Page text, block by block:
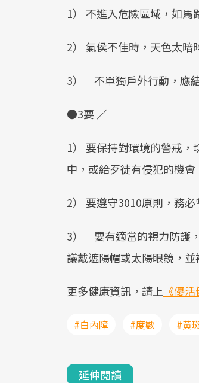
1） 不進入危險區域，如馬
2） 氣侯不佳時，天色太暗
3） 不單獨戶外行動，應
●3要 ／
1） 要保持對環境的警戒
中，或給歹徒有侵犯的機
2） 要遵守3010原則，務
3） 要有適當的視力防護
議戴遮陽帽或太陽眼鏡，並
更多健康資訊，請上 《優
#白內障 #度數 #黃
延伸閱讀